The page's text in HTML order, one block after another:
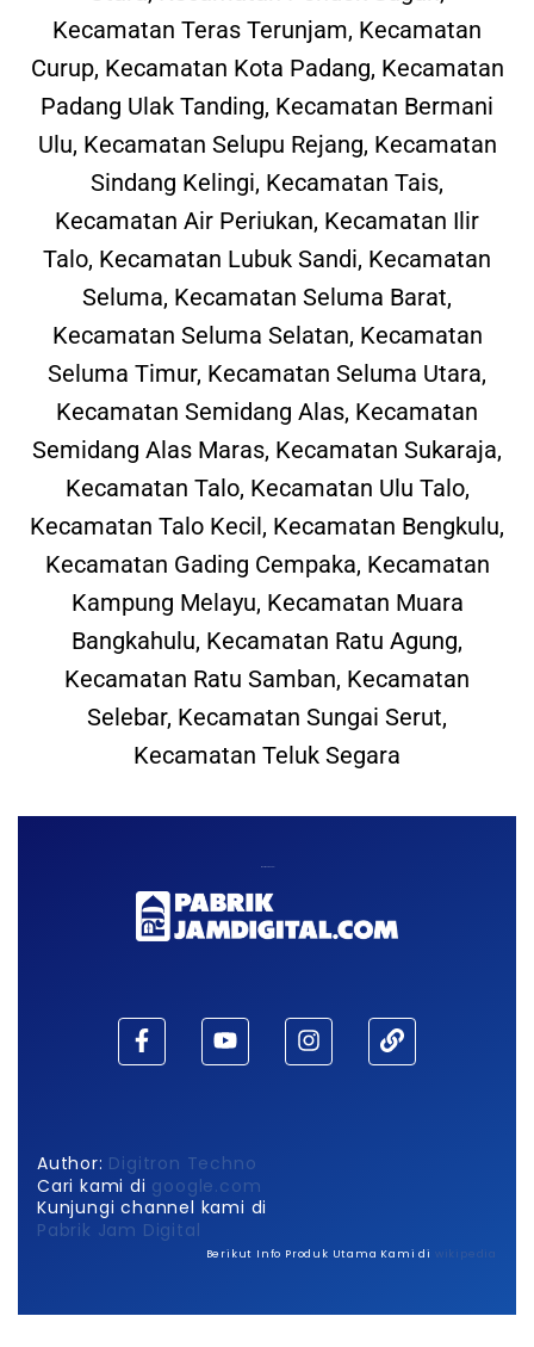
Kecamatan Teras Terunjam, Kecamatan
Curup, Kecamatan Kota Padang, Kecamatan
Padang Ulak Tanding, Kecamatan Bermani
Ulu, Kecamatan Selupu Rejang, Kecamatan
Sindang Kelingi, Kecamatan Tais,
Kecamatan Air Periukan, Kecamatan Ilir
Talo, Kecamatan Lubuk Sandi, Kecamatan
Seluma, Kecamatan Seluma Barat,
Kecamatan Seluma Selatan, Kecamatan
Seluma Timur, Kecamatan Seluma Utara,
Kecamatan Semidang Alas, Kecamatan
Semidang Alas Maras, Kecamatan Sukaraja,
Kecamatan Talo, Kecamatan Ulu Talo,
Kecamatan Talo Kecil, Kecamatan Bengkulu,
Kecamatan Gading Cempaka, Kecamatan
Kampung Melayu, Kecamatan Muara
Bangkahulu, Kecamatan Ratu Agung,
Kecamatan Ratu Samban, Kecamatan
Selebar, Kecamatan Sungai Serut,
Kecamatan Teluk Segara
Author: Digitron Techno
Cari kami di google.com
Kunjungi channel kami di
Pabrik Jam Digital
Berikut Info Produk Utama Kami di wikipedia